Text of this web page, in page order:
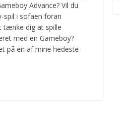
Advance? Vil du
spil i sofaen foran
tænke dig at spille
med en Gameboy?
på en af mine hedeste